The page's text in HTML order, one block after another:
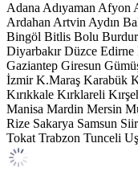
Adana Adıyaman Afyon
Ardahan Artvin Aydın
Bingöl Bitlis Bolu Burdur
Diyarbakır Düzce Edirne
Gaziantep Giresun
İzmir K.Maraş Karabük
Kırıkkale Kırklareli
Manisa Mardin Mersin
Rize Sakarya Samsun
Tokat Trabzon Tunceli